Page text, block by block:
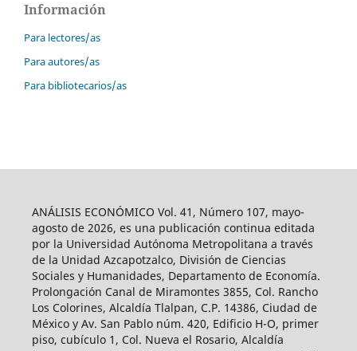
Información
Para lectores/as
Para autores/as
Para bibliotecarios/as
ANÁLISIS ECONÓMICO Vol. 41, Número 107, mayo-
agosto de 2026, es una publicación continua editada
por la Universidad Autónoma Metropolitana a través
de la Unidad Azcapotzalco, División de Ciencias
Sociales y Humanidades, Departamento de Economía.
Prolongación Canal de Miramontes 3855, Col. Rancho
Los Colorines, Alcaldía Tlalpan, C.P. 14386, Ciudad de
México y Av. San Pablo núm. 420, Edificio H-O, primer
piso, cubículo 1, Col. Nueva el Rosario, Alcaldía